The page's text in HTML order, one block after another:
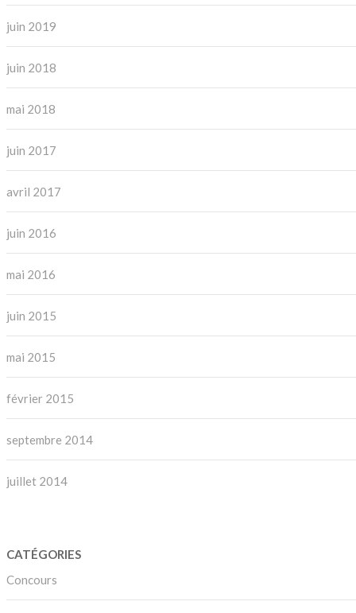
juin 2019
juin 2018
mai 2018
juin 2017
avril 2017
juin 2016
mai 2016
juin 2015
mai 2015
février 2015
septembre 2014
juillet 2014
CATÉGORIES
Concours